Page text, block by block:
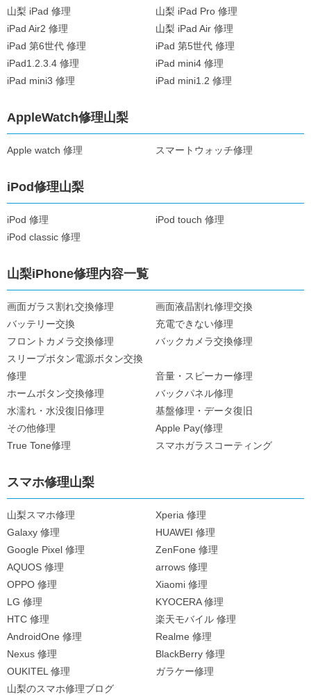
山梨 iPad 修理
山梨 iPad Pro 修理
iPad Air2 修理
山梨 iPad Air 修理
iPad 第6世代 修理
iPad 第5世代 修理
iPad1.2.3.4 修理
iPad mini4 修理
iPad mini3 修理
iPad mini1.2 修理
AppleWatch修理山梨
Apple watch 修理 スマートウォッチ修理
iPod修理山梨
iPod 修理
iPod touch 修理
iPod classic 修理
山梨iPhone修理内容一覧
画面ガラス割れ交換修理
画面液晶割れ修理交換
バッテリー交換
充電できない修理
フロントカメラ交換修理
バックカメラ交換修理
スリープボタン電源ボタン交換
修理
音量・スピーカー修理
ホームボタン交換修理
バックパネル修理
水濡れ・水没復旧修理
基盤修理・データ復旧
その他修理
Apple Pay(修理
True Tone修理
スマホガラスコーティング
スマホ修理山梨
山梨スマホ修理
Xperia 修理
Galaxy 修理
HUAWEI 修理
Google Pixel 修理
ZenFone 修理
AQUOS 修理
arrows 修理
OPPO 修理
Xiaomi 修理
LG 修理
KYOCERA 修理
HTC 修理
楽天モバイル 修理
AndroidOne 修理
Realme 修理
Nexus 修理
BlackBerry 修理
OUKITEL 修理
ガラケー修理
山梨のスマホ修理ブログ